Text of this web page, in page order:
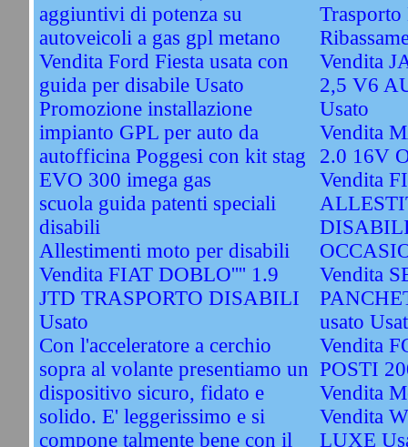
aggiuntivi di potenza su
autoveicoli a gas gpl metano
Vendita Ford Fiesta usata con
guida per disabile Usato
Promozione installazione
impianto GPL per auto da
autofficina Poggesi con kit stag
EVO 300 imega gas
scuola guida patenti speciali
disabili
Allestimenti moto per disabili
Vendita FIAT DOBLO'''' 1.9
JTD TRASPORTO DISABILI
Usato
Con l'acceleratore a cerchio
sopra al volante presentiamo un
dispositivo sicuro, fidato e
solido. E' leggerissimo e si
compone talmente bene con il
Vendita
2,5 V6
Usato
Vendita
2.0 16V
Vendita
Vendita
usato
Vendita
POSTI
Vendita
Vendita
LUXE